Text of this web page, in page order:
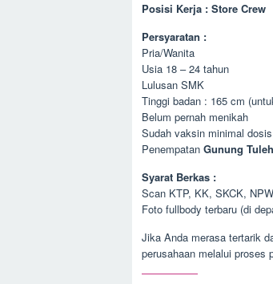
Posisi Kerja : Store Crew
Persyaratan :
Pria/Wanita
Usia 18 – 24 tahun
Lulusan SMK
Tinggi badan : 165 cm
Belum pernah menikah
Sudah vaksin minimal
Penempatan Gunung
Syarat Berkas :
Scan KTP, KK, SKCK,
Foto fullbody terbaru (di
Jika Anda merasa tertarik
perusahaan melalui proses